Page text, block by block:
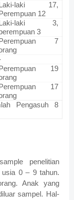
laki 17,
12
laki 3,
3
7
19
17
Pengasuh 8
penelitian
usia 0 – 9 tahun.
Anak yang
sampel. Hal-